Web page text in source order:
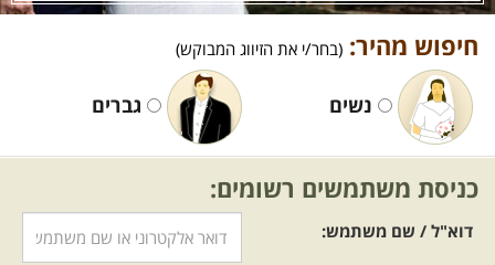
חיפוש מהיר: (בחר/י את הזיווג המבוקש)
נשים גברים
כניסת משתמשים רשומים:
דוא"ל / שם משתמש: